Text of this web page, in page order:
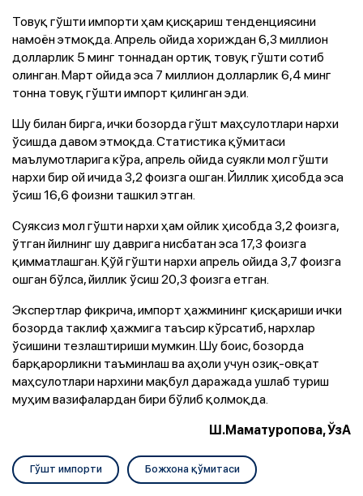
Товуқ гўшти импорти ҳам қисқариш тенденциясини
намоён этмоқда. Апрель ойида хориждан 6,3 миллион
долларлик 5 минг тоннадан ортиқ товуқ гўшти сотиб
олинган. Март ойида эса 7 миллион долларлик 6,4 минг
тонна товуқ гўшти импорт қилинган эди.
Шу билан бирга, ички бозорда гўшт маҳсулотлари нархи
ўсишда давом этмоқда. Статистика қўмитаси
маълумотларига кўра, апрель ойида суякли мол гўшти
нархи бир ой ичида 3,2 фоизга ошган. Йиллик ҳисобда эса
ўсиш 16,6 фоизни ташкил этган.
Суяксиз мол гўшти нархи ҳам ойлик ҳисобда 3,2 фоизга,
ўтган йилнинг шу даврига нисбатан эса 17,3 фоизга
қимматлашган. Қўй гўшти нархи апрель ойида 3,7 фоизга
ошган бўлса, йиллик ўсиш 20,3 фоизга етган.
Экспертлар фикрича, импорт ҳажмининг қисқариши ички
бозорда таклиф ҳажмига таъсир кўрсатиб, нархлар
ўсишини тезлаштириши мумкин. Шу боис, бозорда
барқарорликни таъминлаш ва аҳоли учун озиқ-овқат
маҳсулотлари нархини мақбул даражада ушлаб туриш
муҳим вазифалардан бири бўлиб қолмоқда.
Ш.Маматуропова, ЎзА
Гўшт импорти Божхона қўмитаси